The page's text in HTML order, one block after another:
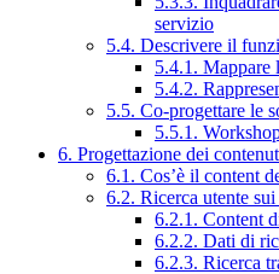
servizio
5.4. Descrivere il
5.4.1. Mappare
5.4.2.
5.5. Co-progettare le
5.5.1.
6. Progettazione dei
6.1. Cos’è il content
6.2. Ricerca utente
6.2.1. Content
6.2.2. Dati di
6.2.3. Ricerca